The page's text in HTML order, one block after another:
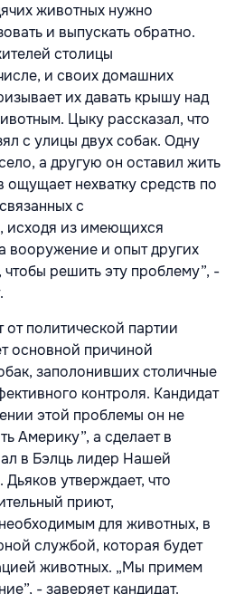
животных нужно
и выпускать обратно.
столицы
и своих домашних
их давать крышу над
Цыку рассказал, что
с улицы двух собак. Одну
а другую он оставил жить
нехватку средств по
с
исходя из имеющихся
вооружение и опыт других
решить эту проблему”, -
от политической партии
основной причиной
заполонивших столичные
контроля. Кандидат
этой проблемы он не
Америку”, а сделает в
в Бэлць лидер Нашей
утверждает, что
приют,
для животных, в
службой, которая будет
животных. „Мы примем
- заверяет кандидат.